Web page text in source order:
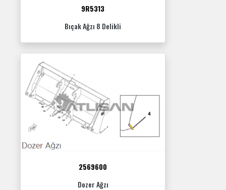
9R5313
Bıçak Ağzı 8 Delikli
2569600
Dozer Ağzı